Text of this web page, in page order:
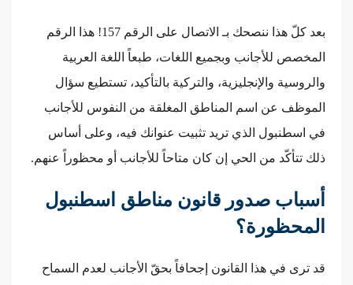
بعد كلّ هذا ننصحك بـ الاتصال على الرقم 157! هذا الرقم
المخصص للأجانب وبجميع اللغات، طبعاً اللغة العربية
والروسية والإنجليزية، والتركية بالتأكيد، تستطيع سؤال
الموظف عن اسم المناطق المغلقة من النفوس للأجانب
في اسطنبول الذي تريد تثبيت عنوانك فيه، وعلى أساس
ذلك تتأكّد من الحي إن كان متاحاً للأجانب أو محظوراً عنهم.
أسباب صدور قانون مناطق اسطنبول
المحظورة؟
قد ترى في هذا القانون إجحافاً بحقّ الأجانب لعدم السماح